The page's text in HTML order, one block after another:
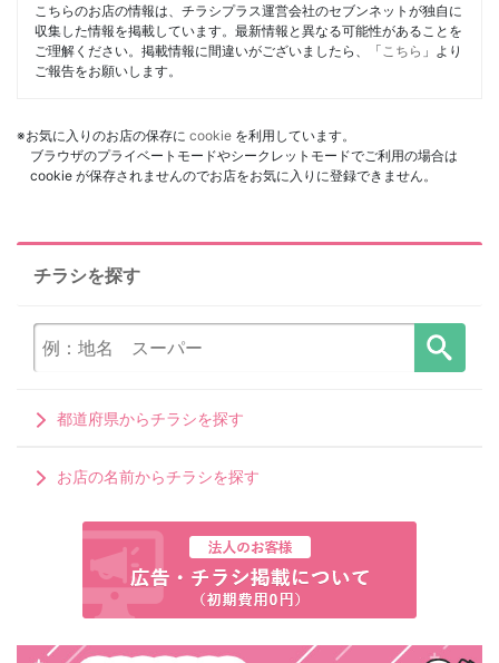
こちらのお店の情報は、チラシプラス運営会社のセブンネットが独自に
収集した情報を掲載しています。最新情報と異なる可能性があることを
ご理解ください。掲載情報に間違いがございましたら、「 こちら 」より
ご報告をお願いします。
※お気に入りのお店の保存に cookie を利用しています。
ブラウザのプライベートモードやシークレットモードでご利用の場合は
cookie が保存されませんのでお店をお気に入りに登録できません。
チラシを探す
都道府県からチラシを探す
お店の名前からチラシを探す